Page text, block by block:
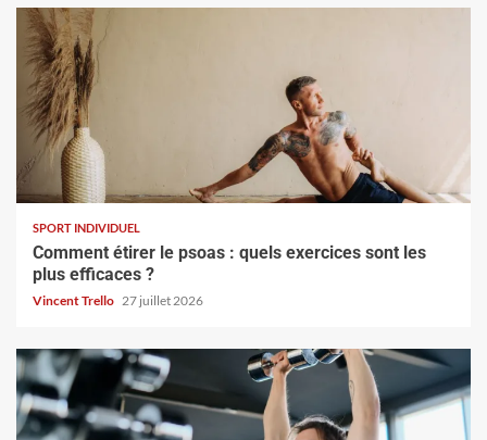
SPORT INDIVIDUEL
Comment étirer le psoas : quels exercices sont les
plus efficaces ?
Vincent Trello 27 juillet 2026